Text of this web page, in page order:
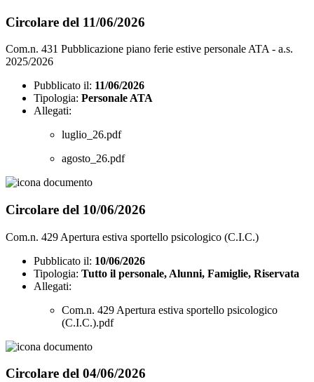
Circolare del 11/06/2026
Com.n. 431 Pubblicazione piano ferie estive personale ATA - a.s.
2025/2026
Pubblicato il: 11/06/2026
Tipologia: Personale ATA
Allegati:
luglio_26.pdf
agosto_26.pdf
Circolare del 10/06/2026
Com.n. 429 Apertura estiva sportello psicologico (C.I.C.)
Pubblicato il: 10/06/2026
Tipologia: Tutto il personale, Alunni, Famiglie, Riservata
Allegati:
Com.n. 429 Apertura estiva sportello psicologico
(C.I.C.).pdf
Circolare del 04/06/2026